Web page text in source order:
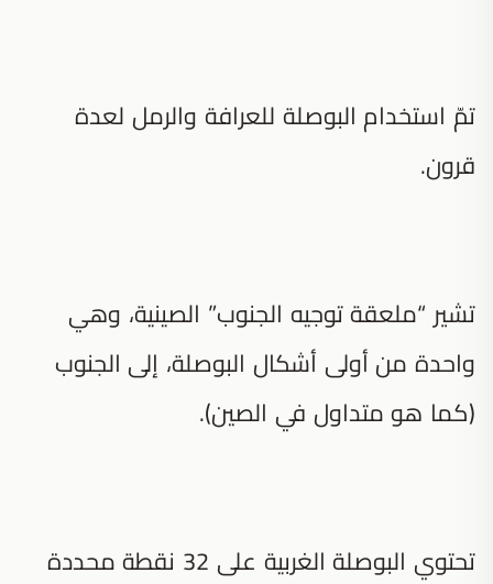
تمّ استخدام البوصلة للعرافة والرمل لعدة
قرون.
تشير “ملعقة توجيه الجنوب” الصينية، وهي
واحدة من أولى أشكال البوصلة، إلى الجنوب
(كما هو متداول في الصين).
تحتوي البوصلة الغربية على 32 نقطة محددة